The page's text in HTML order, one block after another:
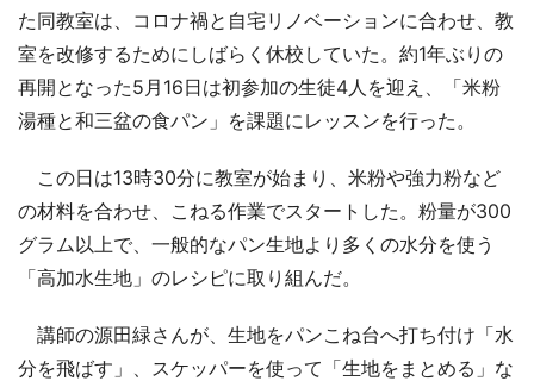
た同教室は、コロナ禍と自宅リノベーションに合わせ、教
室を改修するためにしばらく休校していた。約1年ぶりの
再開となった5月16日は初参加の生徒4人を迎え、「米粉
湯種と和三盆の食パン」を課題にレッスンを行った。
この日は13時30分に教室が始まり、米粉や強力粉など
の材料を合わせ、こねる作業でスタートした。粉量が300
グラム以上で、一般的なパン生地より多くの水分を使う
「高加水生地」のレシピに取り組んだ。
講師の源田緑さんが、生地をパンこね台へ打ち付け「水
分を飛ばす」、スケッパーを使って「生地をまとめる」な